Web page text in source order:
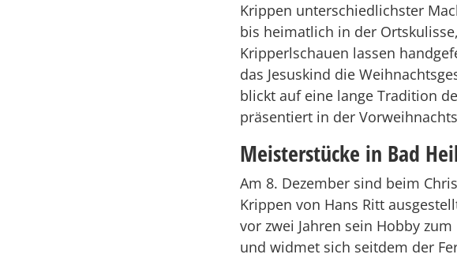
Krippen unterschiedlichster
bis heimatlich in der
Kripperlschauen lassen
das Jesuskind die
blickt auf eine lange Tradition
präsentiert in der
Meisterstücke in Bad
Am 8. Dezember sind beim
Krippen von Hans Ritt
vor zwei Jahren sein Hobby
und widmet sich seitdem der